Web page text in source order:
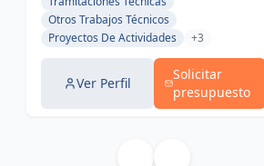
licencias de apertura,
elaboración de
documentación técnica,
Otros Trabajos Técnicos
Proyectos De Actividades
+3
Ver Perfil
Solicitar
presupuesto